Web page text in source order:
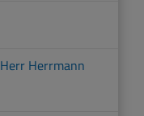
Herr Herrmann